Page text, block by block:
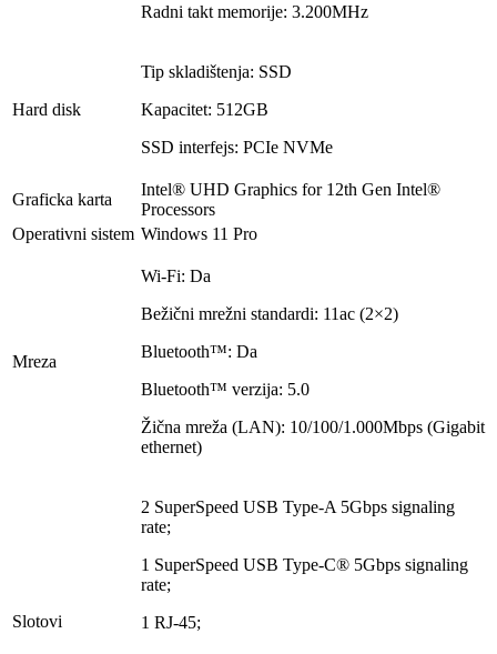
Radni takt memorije: 3.200MHz
Hard disk
Tip skladištenja: SSD
Kapacitet: 512GB
SSD interfejs: PCIe NVMe
Graficka karta
Intel® UHD Graphics for 12th Gen Intel®
Processors
Operativni sistem Windows 11 Pro
Mreza
Wi-Fi: Da
Bežični mrežni standardi: 11ac (2×2)
Bluetooth™: Da
Bluetooth™ verzija: 5.0
Žična mreža (LAN): 10/100/1.000Mbps (Gigabit
ethernet)
Slotovi
2 SuperSpeed USB Type-A 5Gbps signaling
rate;
1 SuperSpeed USB Type-C® 5Gbps signaling
rate;
1 RJ-45;